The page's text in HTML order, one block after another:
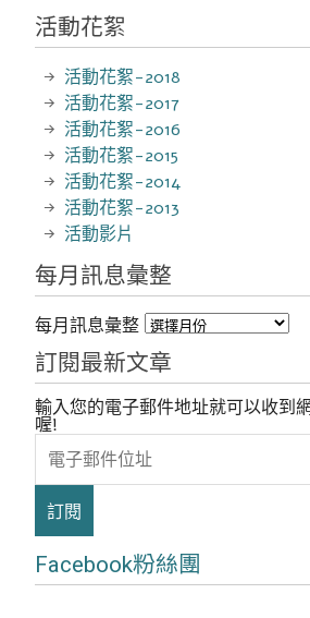
活動花絮
活動花絮-2018
活動花絮-2017
活動花絮-2016
活動花絮-2015
活動花絮-2014
活動花絮-2013
活動影片
每月訊息彙整
每月訊息彙整
訂閱最新文章
輸入您的電子郵件地址就可以收到
喔!
電
子
郵
位
址
Facebook粉絲團